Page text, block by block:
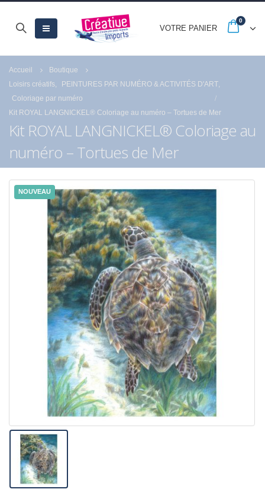
VOTRE PANIER
0
Accueil
Boutique
Loisirs créatifs
PEINTURES PAR NUMÉRO & ACTIVITÉS D'ART
Coloriage par numéro
Kit ROYAL LANGNICKEL® Coloriage au numéro – Tortues de Mer
Kit ROYAL LANGNICKEL® Coloriage au
numéro – Tortues de Mer
NOUVEAU